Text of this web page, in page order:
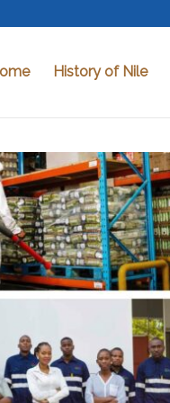
History of Nile